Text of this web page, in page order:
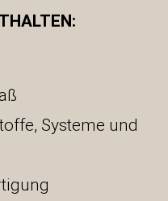
Systeme und